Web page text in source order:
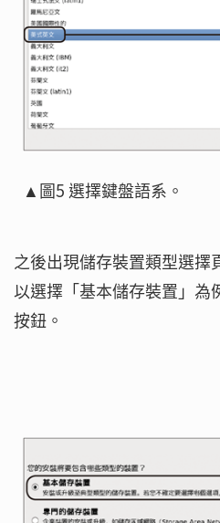
▲圖5 選擇鍵盤語系。
之後出現儲存裝置類型選擇
以選擇「基本儲存裝置」為
按鈕。